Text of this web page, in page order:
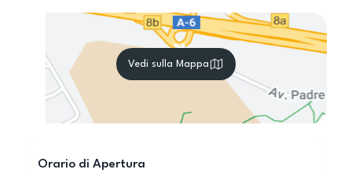
Vedi sulla Mappa
Orario di Apertura